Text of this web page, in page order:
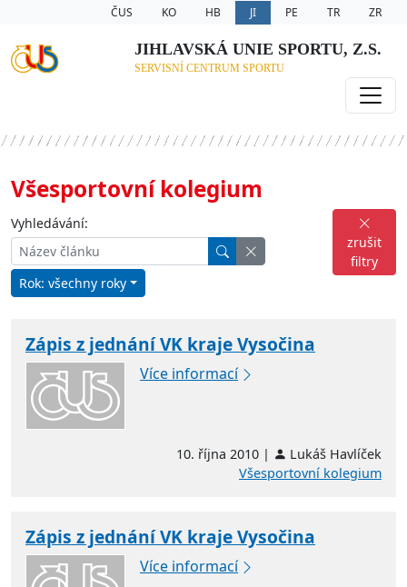
ČUS KO HB JI PE TR ZR
JIHLAVSKÁ UNIE SPORTU, Z.S.
SERVISNÍ CENTRUM SPORTU
Všesportovní kolegium
Vyhledávání:
Rok: všechny roky
zrušit
filtry
Zápis z jednání VK kraje Vysočina
Více informací
10. října 2010 |
Lukáš Havlíček
Všesportovní kolegium
Zápis z jednání VK kraje Vysočina
Více informací